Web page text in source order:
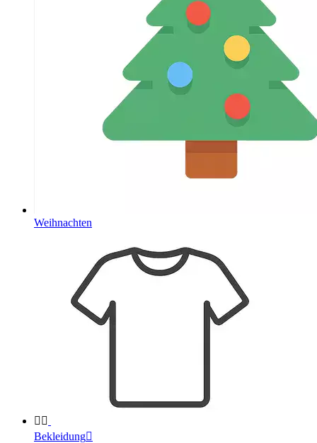
Weihnachten
 
Bekleidung